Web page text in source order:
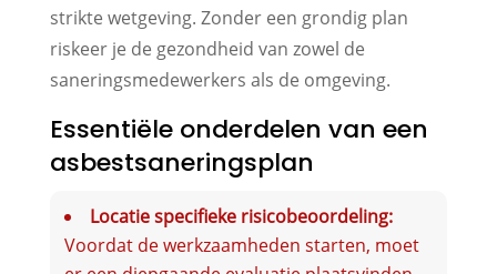
strikte wetgeving. Zonder een grondig plan
riskeer je de gezondheid van zowel de
saneringsmedewerkers als de omgeving.
Essentiële onderdelen van een
asbestsaneringsplan
Locatie specifieke risicobeoordeling:
Voordat de werkzaamheden starten, moet